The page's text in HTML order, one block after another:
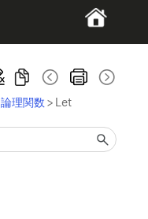
論理関数 > Let